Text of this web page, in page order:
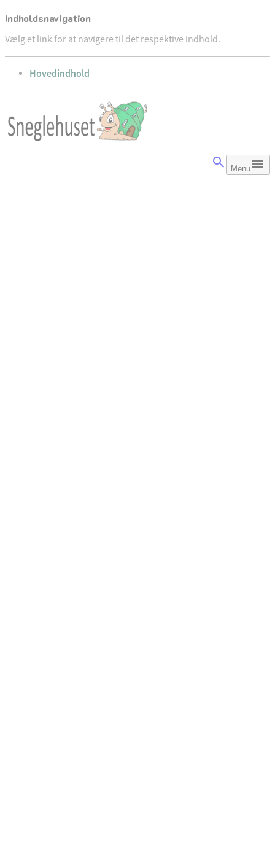
Indholdsnavigation
Vælg et link for at navigere til det respektive indhold.
gå til
Hovedindhold
Menu